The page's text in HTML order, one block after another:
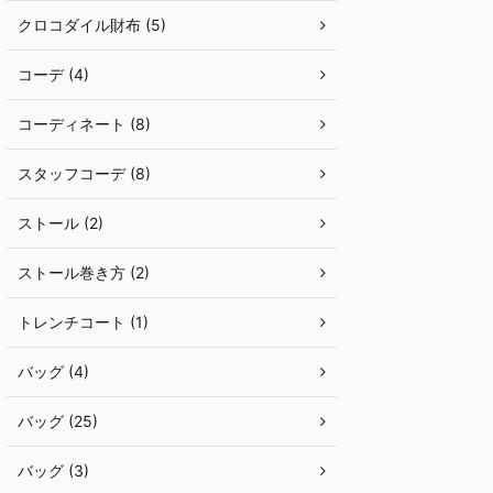
クロコダイル財布 (5)
コーデ (4)
コーディネート (8)
スタッフコーデ (8)
ストール (2)
ストール巻き方 (2)
トレンチコート (1)
バッグ (4)
バッグ (25)
バッグ (3)